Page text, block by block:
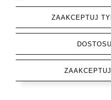
ZAAKCEPTUJ